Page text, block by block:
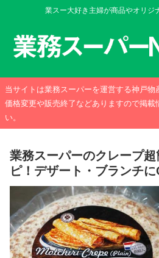
業スー大好き主婦が商品やオリ
当サイトは業務スーパーを運営する神戸物
価格変更や販売終了などありますので掲載
い。
業務スーパーのクレープ
ピ！デザート・ブランチ